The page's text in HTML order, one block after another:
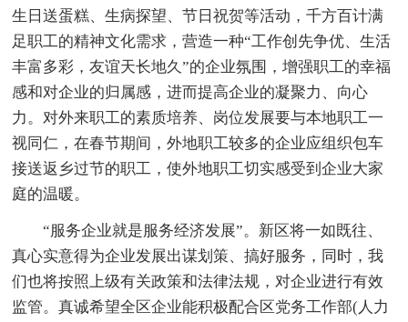
生日送蛋糕、生病探望、节日祝贺等活动，千方百计满
足职工的精神文化需求，营造一种“工作创先争优、生活
丰富多彩，友谊天长地久”的企业氛围，增强职工的幸福
感和对企业的归属感，进而提高企业的凝聚力、向心
力。对外来职工的素质培养、岗位发展要与本地职工一
视同仁，在春节期间，外地职工较多的企业应组织包车
接送返乡过节的职工，使外地职工切实感受到企业大家
庭的温暖。
“服务企业就是服务经济发展”。新区将一如既往、
真心实意得为企业发展出谋划策、搞好服务，同时，我
们也将按照上级有关政策和法律法规，对企业进行有效
监管。真诚希望全区企业能积极配合区党务工作部(人力